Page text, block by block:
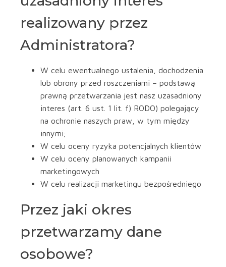
realizowany przez
Administratora?
W celu ewentualnego ustalenia, dochodzenia
lub obrony przed roszczeniami – podstawą
prawną przetwarzania jest nasz uzasadniony
interes (art. 6 ust. 1 lit. f) RODO) polegający
na ochronie naszych praw, w tym między
innymi;
W celu oceny ryzyka potencjalnych klientów
W celu oceny planowanych kampanii
marketingowych
W celu realizacji marketingu bezpośredniego
Przez jaki okres
przetwarzamy dane
osobowe?